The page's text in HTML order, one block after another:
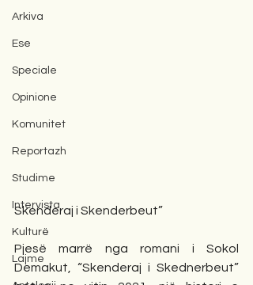
Arkiva
Ese
Speciale
Opinione
Komunitet
Reportazh
Studime
Intervista
Kulturë
Lajme
Skenderaj i Skenderbeut”
Pjesë marrë nga romani i Sokol
Demakut, “Skenderaj i Skednerbeut”